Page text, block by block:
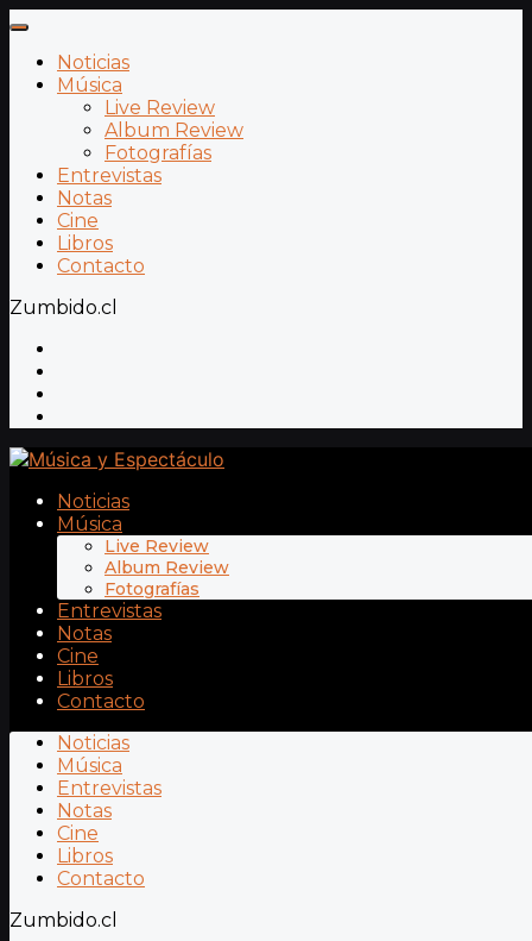
Noticias
Música
Live Review
Album Review
Fotografías
Entrevistas
Notas
Cine
Libros
Contacto
Zumbido.cl
Noticias
Música
Live Review
Album Review
Fotografías
Entrevistas
Notas
Cine
Libros
Contacto
Noticias
Música
Entrevistas
Notas
Cine
Libros
Contacto
Zumbido.cl